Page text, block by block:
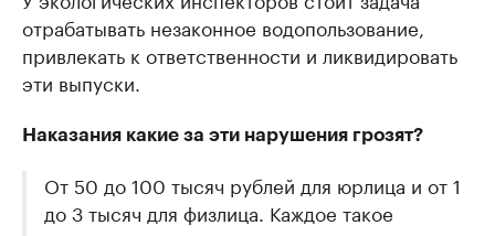
отрабатывать незаконное водопользование,
привлекать к ответственности и ликвидировать
эти выпуски.
Наказания какие за эти нарушения грозят?
От 50 до 100 тысяч рублей для юрлица и от 1
до 3 тысяч для физлица. Каждое такое